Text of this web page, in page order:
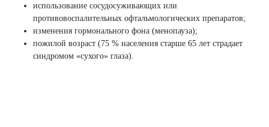
использование сосудосуживающих или
противовоспалительных офтальмологических препаратов;
изменения гормонального фона (менопауза);
пожилой возраст (75 % населения старше 65 лет страдает
синдромом «сухого» глаза).